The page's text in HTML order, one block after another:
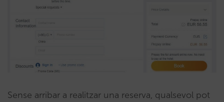
Sense arribar a realitzar una reserva, qualsevol pot